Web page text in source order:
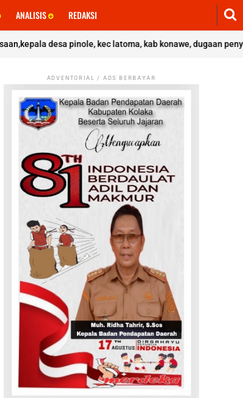
ANALISIS REDAKSI
pinole, kec latoma, kab konawe, dugaan
ADVENTORIAL / ADS BERBAYAR